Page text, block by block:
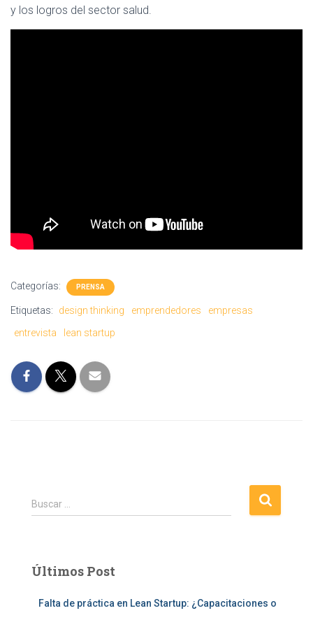
y los logros del sector salud.
Categorías: PRENSA
Etiquetas: design thinking emprendedores
empresas
entrevista
lean startup
B
u
r
Buscar …
Últimos Post
Falta de práctica en Lean Startup: ¿Capacitaciones o